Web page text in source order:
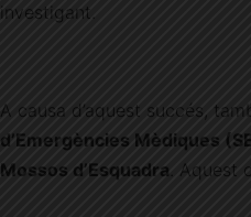
investigant.
A causa d’aquest succés,
d’Emergències Mèdiques
Mossos d’Esquadra. Aquest